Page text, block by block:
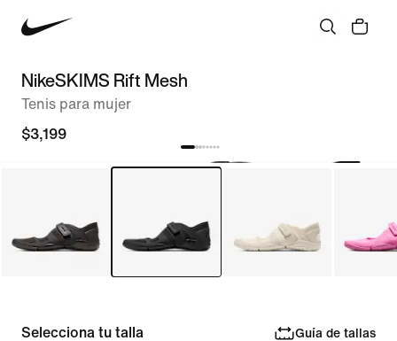
NikeSKIMS Rift Mesh
Tenis para mujer
$3,199
Selecciona tu talla Guía de tallas